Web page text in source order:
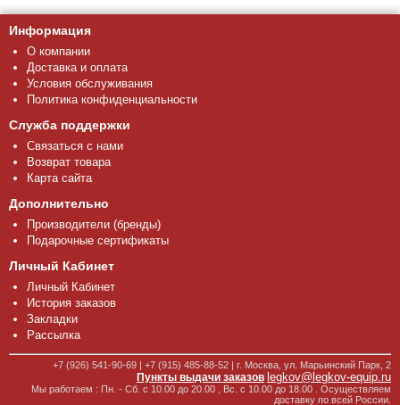
Информация
О компании
Доставка и оплата
Условия обслуживания
Политика конфиденциальности
Служба поддержки
Связаться с нами
Возврат товара
Карта сайта
Дополнительно
Производители (бренды)
Подарочные сертификаты
Личный Кабинет
Личный Кабинет
История заказов
Закладки
Рассылка
+7 (926) 541-90-69 | +7 (915) 485-88-52 | г. Москва, ул. Марьинский Парк, 2
Пункты выдачи заказов legkov@legkov-equip.ru
Мы работаем : Пн. - Сб. с 10.00 до 20.00 , Вс. с 10.00 до 18.00 . Осуществляем
доставку по всей России.